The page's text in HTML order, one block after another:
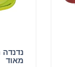
מאוד